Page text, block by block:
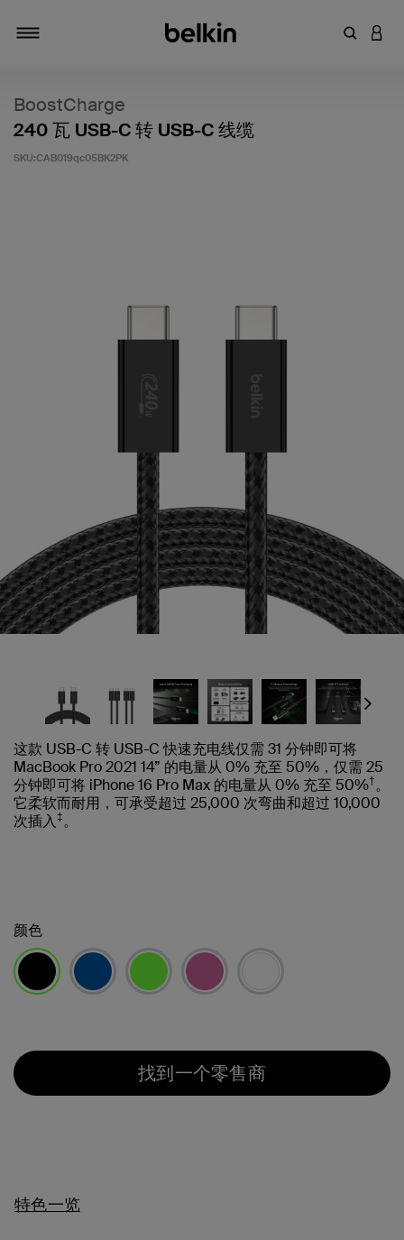
输入关键
登录
BoostCharge
240 瓦 USB-C 转 USB-C 线缆
SKU:CAB019qc05BK2PK
Next
这款 USB-C 转 USB-C 快速充电线仅需 31 分钟即可将
MacBook Pro 2021 14” 的电量从 0% 充至 50%，仅需 25
分钟即可将 iPhone 16 Pro Max 的电量从 0% 充至 50%†。
它柔软而耐用，可承受超过 25,000 次弯曲和超过 10,000
次插入‡。
颜色
找到一个零售商
特色一览